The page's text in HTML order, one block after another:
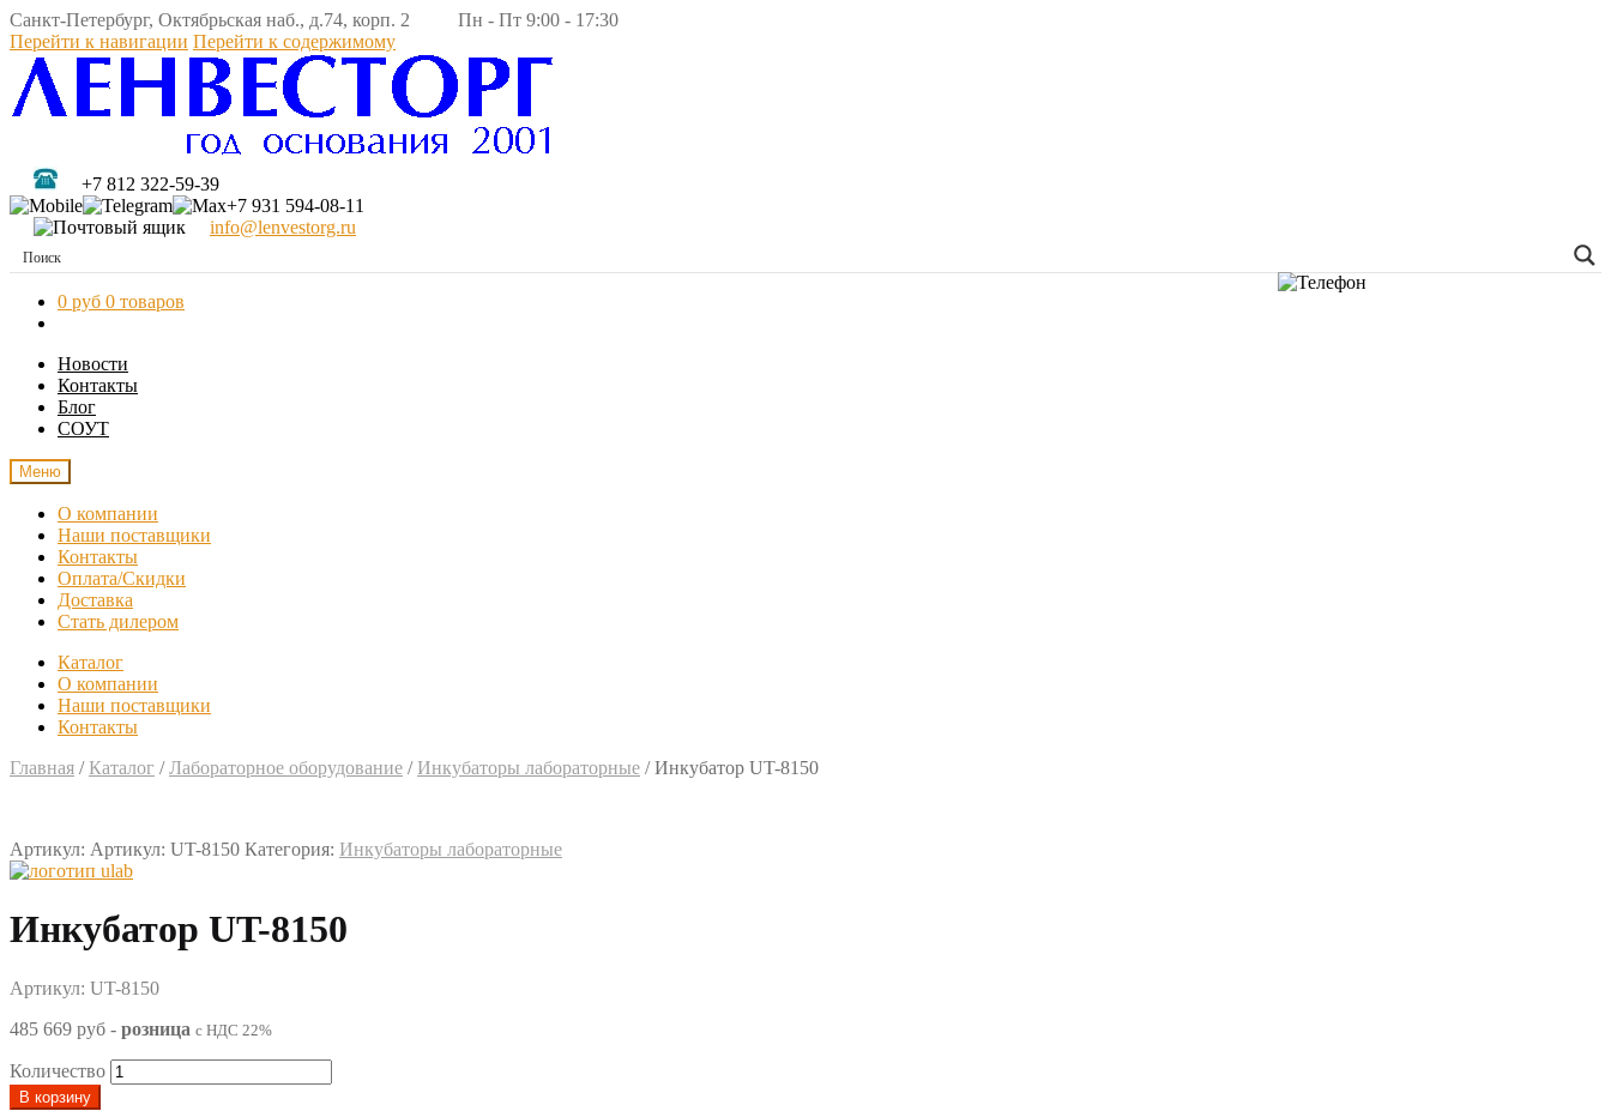
Санкт-Петербург, Октябрьская наб., д.74, корп. 2 Пн - Пт 9:00 - 17:30
Перейти к навигации Перейти к содержимому
+7 812 322-59-39
+7 931 594-08-11
info@lenvestorg.ru
0 руб 0 товаров
Новости
Контакты
Блог
СОУТ
Меню
О компании
Наши поставщики
Контакты
Оплата/Скидки
Доставка
Стать дилером
Каталог
О компании
Наши поставщики
Контакты
Главная / Каталог /Лабораторное оборудование / Инкубаторы лабораторные /Инкубатор UT-8150
Артикул: Артикул: UT-8150 Категория: Инкубаторы лабораторные
Инкубатор UT-8150
Артикул: UT-8150
485 669 руб - розница с НДС 22%
Количество
В корзину